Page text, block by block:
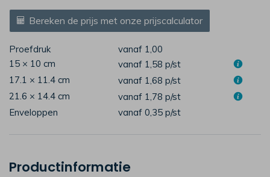
Bereken de prijs met onze prijscalculator
Proefdruk
vanaf 1,00
15 × 10 cm
vanaf 1,58 p/st
17.1 × 11.4 cm
vanaf 1,68 p/st
21.6 × 14.4 cm
vanaf 1,78 p/st
Enveloppen
vanaf 0,35 p/st
Productinformatie